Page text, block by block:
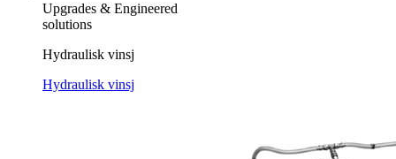
Upgrades & Engineered
solutions
Hydraulisk vinsj
Hydraulisk vinsj